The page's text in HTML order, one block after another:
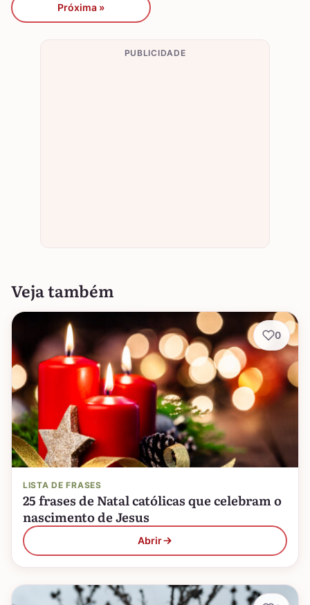
Próxima »
PUBLICIDADE
Veja também
LISTA DE FRASES
25 frases de Natal católicas que celebram o
nascimento de Jesus
Abrir
0